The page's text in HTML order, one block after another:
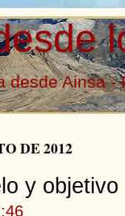
desde Ainsa -
DE 2012
y